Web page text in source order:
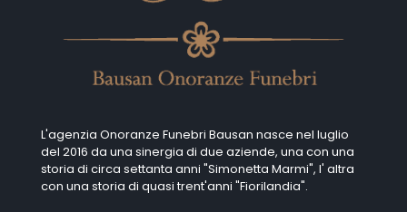
L'agenzia Onoranze Funebri Bausan nasce nel luglio
del 2016 da una sinergia di due aziende, una con una
storia di circa settanta anni "Simonetta Marmi", I' altra
con una storia di quasi trent'anni "Fiorilandia".